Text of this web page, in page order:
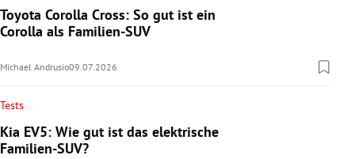
Toyota Corolla Cross: So gut ist ein
Corolla als Familien-SUV
Michael Andrusio09.07.2026
Tests
Kia EV5: Wie gut ist das elektrische
Familien-SUV?